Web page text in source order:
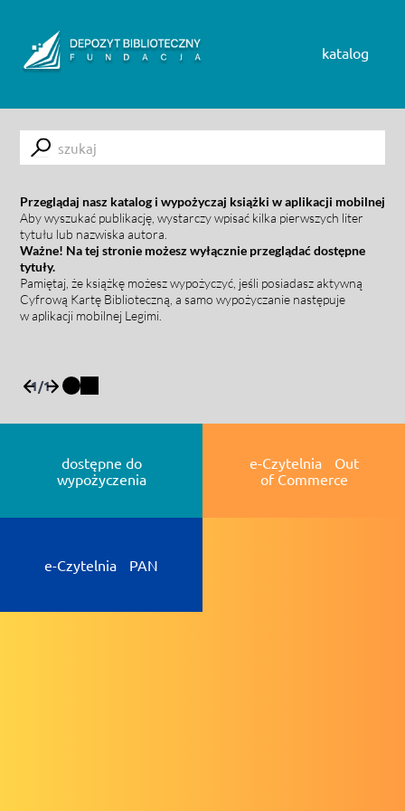
katalog
Submit
Przeglądaj nasz katalog i wypożyczaj książki w aplikacji mobilnej
Aby wyszukać publikację, wystarczy wpisać kilka pierwszych liter
tytułu lub nazwiska autora.
Ważne! Na tej stronie możesz wyłącznie przeglądać dostępne
tytuły.
Pamiętaj, że książkę możesz wypożyczyć, jeśli posiadasz aktywną
Cyfrową Kartę Biblioteczną, a samo wypożyczanie następuje
w aplikacji mobilnej Legimi.
1/1
dostępne do
wypożyczenia
e-Czytelnia Out
of Commerce
e-Czytelnia PAN